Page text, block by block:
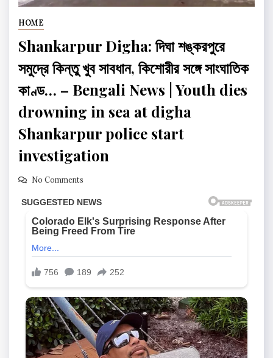
HOME
Shankarpur Digha: দিঘা শঙ্করপুরে
সমুদ্রে কিন্তু খুব সাবধান, কিশোরীর সঙ্গে সাংঘাতিক
কাণ্ড… – Bengali News | Youth dies
drowning in sea at digha
Shankarpur police start
investigation
No Comments